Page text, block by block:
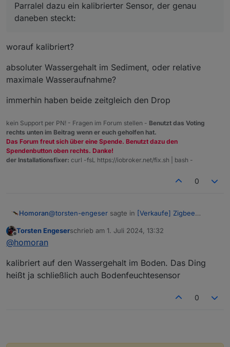
und hier der andere:
genau daneben steckt:
Parralel dazu ein kalibrierter Sensor, der genau
daneben steckt:
worauf kalibriert?
absoluter Wassergehalt im Sediment, oder relative
maximale Wasseraufnahme?
immerhin haben beide zeitgleich den Drop
kein Support per PN! - Fragen im Forum stellen - Benutzt das Voting
rechts unten im Beitrag wenn er euch geholfen hat.
Das Forum freut sich über eine Spende. Benutzt dazu den
Spendenbutton oben rechts. Danke!
der Installationsfixer: curl -fsL https://iobroker.net/fix.sh | bash -
0
Homoran@torsten-engeser sagte in [Verkaufe] Zigbee
worauf kalibriert?
absoluter Wassergehalt im Sediment, oder relative
immerhin haben beide zeitgleich den Drop
Offline
Torsten Engeserschrieb am 1. Juli 2024, 13:32
zuletzt editiert von
@homoran
kalibriert auf den Wassergehalt im Boden. Das Ding
heißt ja schließlich auch Bodenfeuchtesensor
0